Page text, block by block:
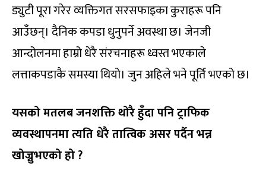
ड्युटी पूरा गरेर व्यक्तिगत सरसफाइका कुराहरू पनि
आउँछन्। दैनिक कपडा धुनुपर्ने अवस्था छ। जेनजी
आन्दोलनमा हाम्रो धेरै संरचनाहरू ध्वस्त भएकाले
लत्ताकपडाकै समस्या थियो। जुन अहिले भने पूर्ति भएको छ।
यसको मतलब जनशक्ति थोरै हुँदा पनि ट्राफिक
व्यवस्थापनमा त्यति धेरै तात्विक असर पर्दैन भन्न
खोज्नुभएको हो?